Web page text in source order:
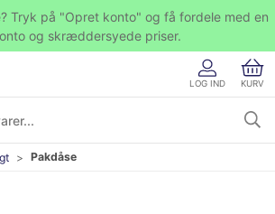
Tryk på "Opret konto" og få fordele med en
og skræddersyede priser.
LOG IND KURV
Pakdåse